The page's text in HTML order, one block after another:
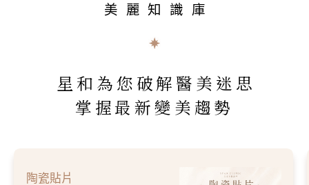
美麗知識庫
星和為您破解醫美迷思
掌握最新變美趨勢
陶瓷貼片